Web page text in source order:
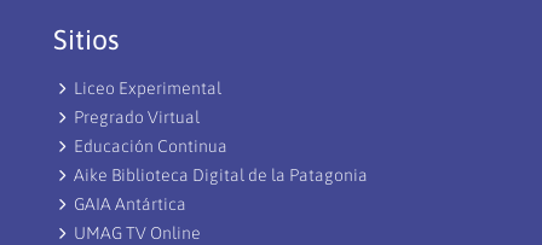
Sitios
Liceo Experimental
Pregrado Virtual
Educación Continua
Aike Biblioteca Digital de la Patagonia
GAIA Antártica
UMAG TV Online